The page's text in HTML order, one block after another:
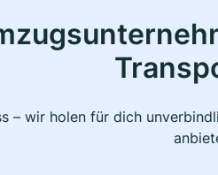
– wir holen für dich